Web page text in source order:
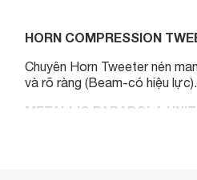
HORN COMPRESSION
Chuyên Horn Tweeter nén
và rõ ràng (Beam-có hiệu lực).
METALLIC PARABOLA UNIT